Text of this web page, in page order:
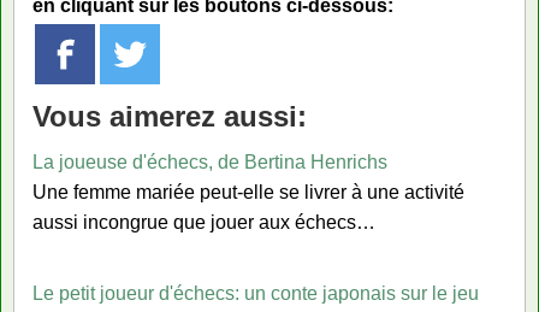
en cliquant sur les boutons ci-dessous:
Vous aimerez aussi:
La joueuse d'échecs, de Bertina Henrichs
Une femme mariée peut-elle se livrer à une activité
aussi incongrue que jouer aux échecs…
Le petit joueur d'échecs: un conte japonais sur le jeu